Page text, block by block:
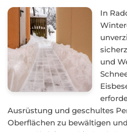
In
und
Ausrüstung und geschultes
Oberflächen zu bewältigen